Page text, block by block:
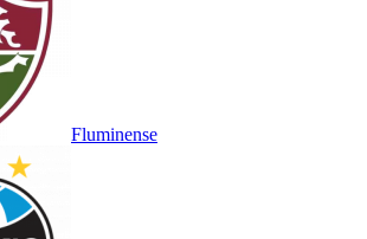
Fluminense